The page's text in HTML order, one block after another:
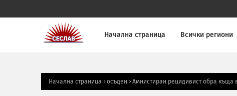
Начална страница Всички региони
Начална страница осъден Амнистиран рецидивист обра къща